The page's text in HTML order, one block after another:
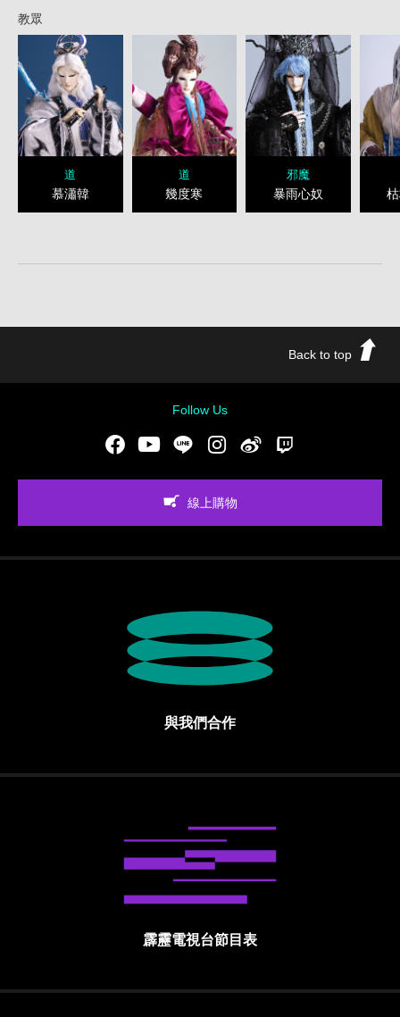
教眾
道
慕瀟韓
道
幾度寒
邪魔
暴雨心奴
Back to top
Follow Us
FacebookYoutubeLINE Instgram新浪微博
線上購物
與我們合作
霹靂電視台節目表